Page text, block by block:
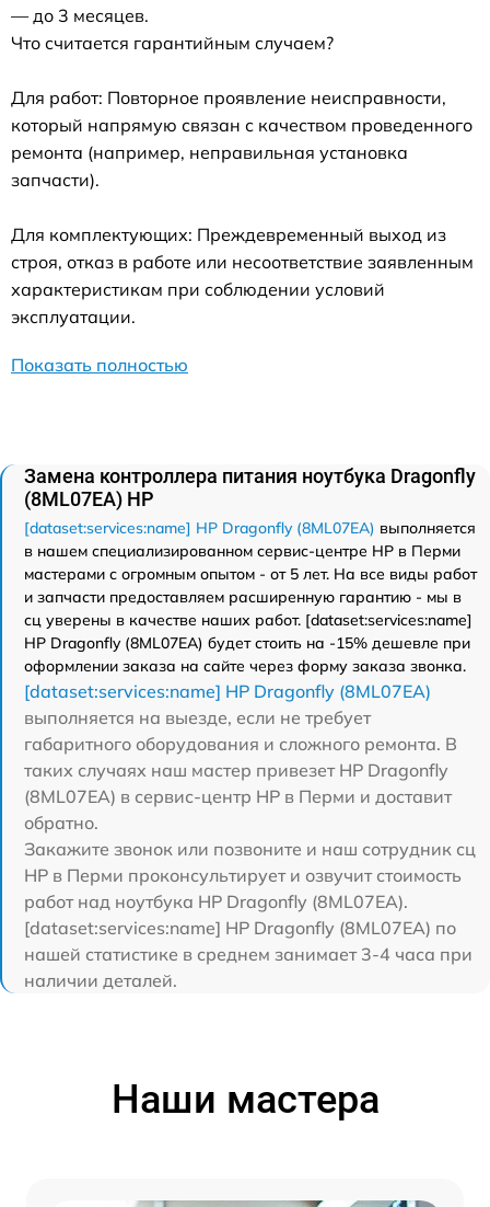
— до 3 месяцев.
Что считается гарантийным случаем?
Для работ: Повторное проявление неисправности,
который напрямую связан с качеством проведенного
ремонта (например, неправильная установка
запчасти).
Для комплектующих: Преждевременный выход из
строя, отказ в работе или несоответствие заявленным
характеристикам при соблюдении условий
эксплуатации.
Показать полностью
Замена контроллера питания ноутбука Dragonfly
(8ML07EA) HP
[dataset:services:name] HP Dragonfly (8ML07EA) выполняется
в нашем специализированном сервис-центре HP в Перми
мастерами с огромным опытом - от 5 лет. На все виды работ
и запчасти предоставляем расширенную гарантию - мы в
сц уверены в качестве наших работ. [dataset:services:name]
HP Dragonfly (8ML07EA) будет стоить на -15% дешевле при
оформлении заказа на сайте через форму заказа звонка.
[dataset:services:name] HP Dragonfly (8ML07EA)
выполняется на выезде, если не требует
габаритного оборудования и сложного ремонта. В
таких случаях наш мастер привезет HP Dragonfly
(8ML07EA) в сервис-центр HP в Перми и доставит
обратно.
Закажите звонок или позвоните и наш сотрудник сц
HP в Перми проконсультирует и озвучит стоимость
работ над ноутбука HP Dragonfly (8ML07EA).
[dataset:services:name] HP Dragonfly (8ML07EA) по
нашей статистике в среднем занимает 3-4 часа при
наличии деталей.
Наши мастера